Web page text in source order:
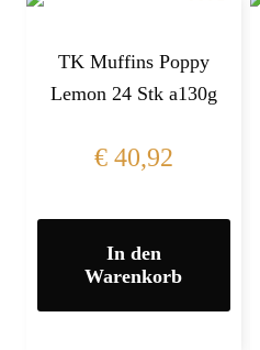
TK Muffins Poppy
Lemon 24 Stk a130g
€40,92
In den
Warenkorb